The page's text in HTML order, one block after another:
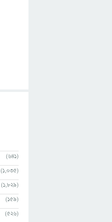
(641)
(1,035)
(1,829)
(159)
(526)